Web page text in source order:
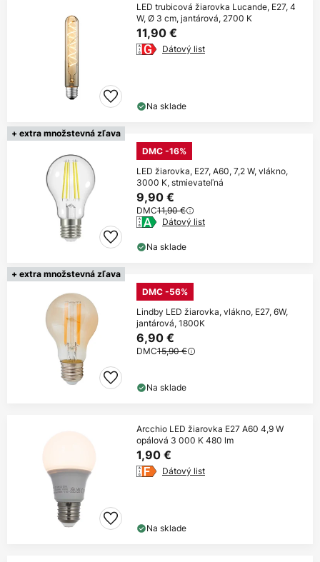
LED trubicová žiarovka Lucande, E27, 4
W, Ø 3 cm, jantárová, 2700 K
11,90 €
Dátový list
Na sklade
+ extra množstevná zľava
DMC -16%
LED žiarovka, E27, A60, 7,2 W, vlákno,
3000 K, stmievateľná
9,90 €
DMC11,90 €
Dátový list
Na sklade
+ extra množstevná zľava
DMC -56%
Lindby LED žiarovka, vlákno, E27, 6W,
jantárová, 1800K
6,90 €
DMC15,90 €
Na sklade
Arcchio LED žiarovka E27 A60 4,9 W
opálová 3 000 K 480 lm
1,90 €
Dátový list
Na sklade